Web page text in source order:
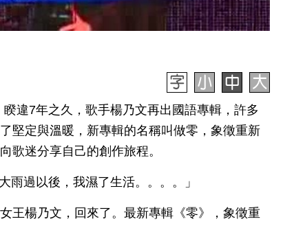
睽違7年之久，歌手楊乃文再出國語專輯，許多
堅定與溫暖，新專輯的名稱叫做零，象徵重新
歌迷分享自己的創作旅程。
雨過以後，我濕了生活。。。。」
王楊乃文，回來了。最新專輯《零》，象徵重